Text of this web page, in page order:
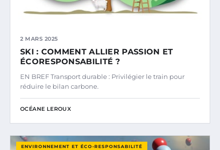
2 MARS 2025
SKI : COMMENT ALLIER PASSION ET
ÉCORESPONSABILITÉ ?
EN BREF Transport durable : Privilégier le train pour
réduire le bilan carbone.
OCÉANE LEROUX
ENVIRONNEMENT ET ÉCO-RESPONSABILITÉ